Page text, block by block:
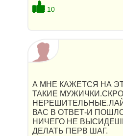
10
А МНЕ КАЖЕТСЯ НА
ТАКИЕ
ВАС В ОТВЕТ-И
НИЧЕГО НЕ
ДЕЛАТЬ ПЕРВ ШАГ.